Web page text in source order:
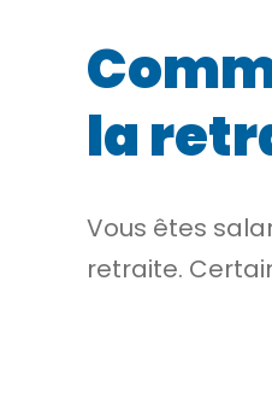
la
Vous êtes
retraite.